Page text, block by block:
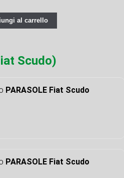
al carrello
Scudo)
PARASOLE Fiat Scudo
PARASOLE Fiat Scudo